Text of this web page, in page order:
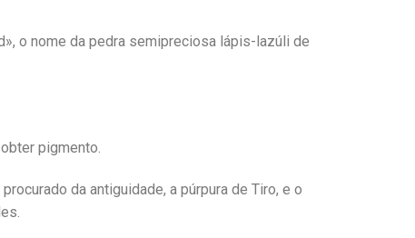
o nome da pedra semipreciosa lápis-lazúli de
pigmento.
da antiguidade, a púrpura de Tiro, e o